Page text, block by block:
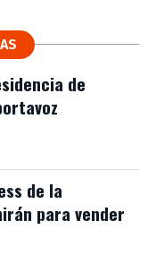
de
de la
para vender